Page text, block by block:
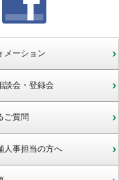
メーション
談会・登録会
ご質問
人事担当の方へ